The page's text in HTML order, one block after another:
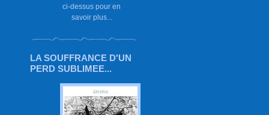
ci-dessus pour en
savoir plus...
LA SOUFFRANCE D'UN
PERD SUBLIMEE...